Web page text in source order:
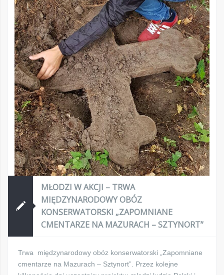
MŁODZI W AKCJI – TRWA
MIĘDZYNARODOWY OBÓZ
KONSERWATORSKI „ZAPOMNIANE
CMENTARZE NA MAZURACH – SZTYNORT”
Trwa międzynarodowy obóz konserwatorski „Zapomniane
cmentarze na Mazurach – Sztynort”. Przez kolejne